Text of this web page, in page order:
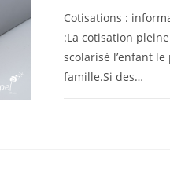
Cotisations :
:La cotisation
scolarisé l’enfant
famille.Si des…